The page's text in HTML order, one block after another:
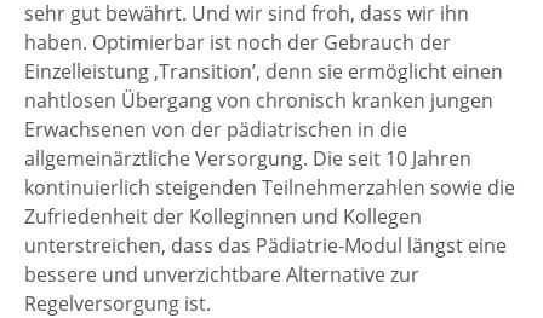
sehr gut bewährt. Und wir sind froh, dass wir ihn
haben. Optimierbar ist noch der Gebrauch der
Einzelleistung ‚Transition’, denn sie ermöglicht einen
nahtlosen Übergang von chronisch kranken jungen
Erwachsenen von der pädiatrischen in die
allgemeinärztliche Versorgung. Die seit 10 Jahren
kontinuierlich steigenden Teilnehmerzahlen sowie die
Zufriedenheit der Kolleginnen und Kollegen
unterstreichen, dass das Pädiatrie-Modul längst eine
bessere und unverzichtbare Alternative zur
Regelversorgung ist.